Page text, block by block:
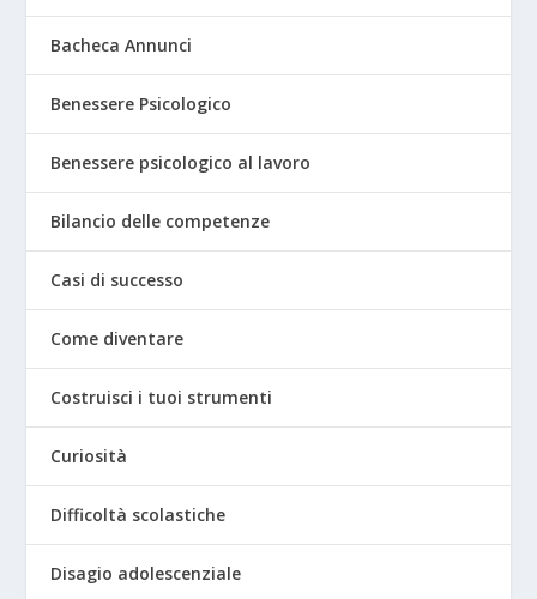
Bacheca Annunci
Benessere Psicologico
Benessere psicologico al lavoro
Bilancio delle competenze
Casi di successo
Come diventare
Costruisci i tuoi strumenti
Curiosità
Difficoltà scolastiche
Disagio adolescenziale